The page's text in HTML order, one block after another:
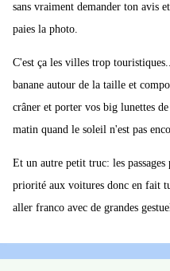
sans vraiment demander ton avis
paies la photo.
C'est ça les villes trop
banane autour de la taille et
crâner et porter vos big lunettes
matin quand le soleil n'est pas
Et un autre petit truc: les
priorité aux voitures donc en fait
aller franco avec de grandes